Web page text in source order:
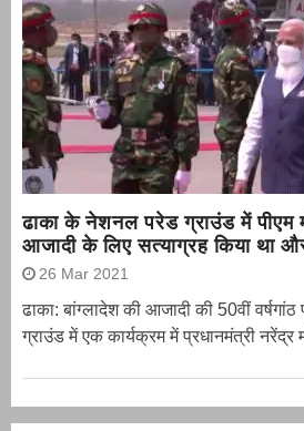
ढाका के नेशनल परेड ग्राउंड में पीएम
आजादी के लिए सत्याग्रह किया था
26 Mar 2021
ढाका: बांग्लादेश की आजादी की 50वीं
ग्राउंड में एक कार्यक्रम में प्रधानमंत्री नरेंद्र